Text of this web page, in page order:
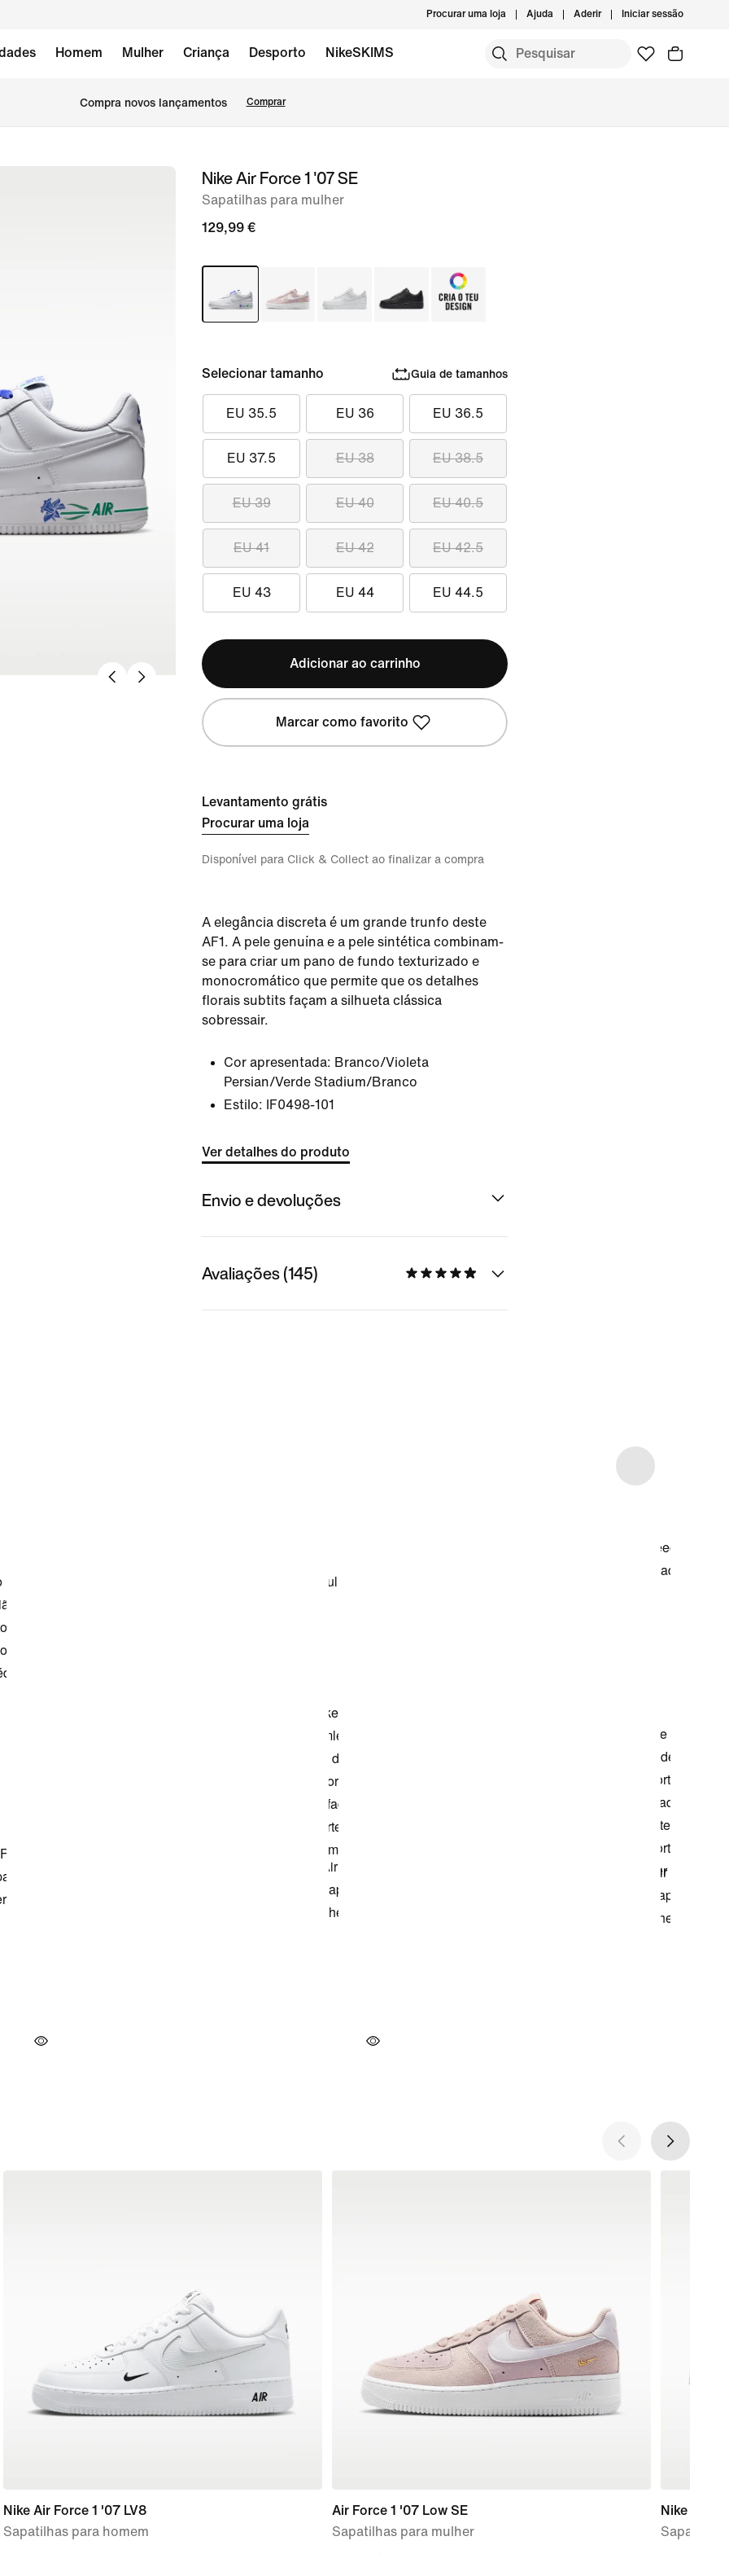
Procurar uma loja Ajuda Aderir Iniciar sessão
Homem Mulher Criança Desporto NikeSKIMS
Compra novos lançamentos Comprar
imagemNike Air Force 1 '07 SE
Sapatilhas para mulher
129,99 €
Selecionar tamanho Guia de tamanhos
EU 35.5 EU 36 EU 36.5
EU 37.5 EU 38 EU 38.5
EU 39 EU 40 EU 40.5
EU 41 EU 42 EU 42.5
EU 43 EU 44 EU 44.5
Adicionar ao carrinho
Marcar como favorito
Levantamento grátis
Procurar uma loja
Disponível para Click & Collect ao finalizar a compra
A elegância discreta é um grande trunfo deste
AF1. A pele genuína e a pele sintética combinam-
se para criar um pano de fundo texturizado e
monocromático que permite que os detalhes
florais subtits façam a silhueta clássica
sobressair.
Cor apresentada: Branco/Violeta
Persian/Verde Stadium/Branco
Estilo:
IF0498-101
Ver detalhes do produto
Envio e devoluções
Avaliações (145)
Nike Air Force 1 '07 LV8
Sapatilhas para homem
Air Force 1 '07 Low SE
Sapatilhas para mulher
Nike P-